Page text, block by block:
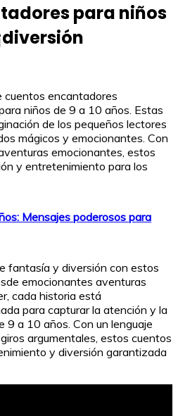
para niños
cuentos encantadores
niños de 9 a 10 años. Estas
de los pequeños lectores
mágicos y emocionantes. Con
emocionantes, estos
y entretenimiento para los
Mensajes poderosos para
fantasía y diversión con estos
emocionantes aventuras
cada historia está
para capturar la atención y la
9 a 10 años. Con un lenguaje
argumentales, estos cuentos
y diversión garantizada